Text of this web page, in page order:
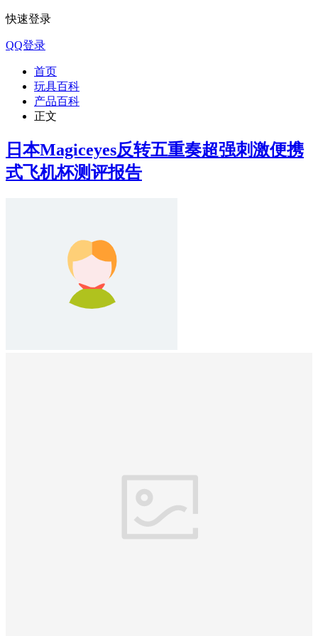
快速登录
QQ登录
首页
玩具百科
产品百科
正文
日本Magiceyes反转五重奏超强刺激便携
式飞机杯测评报告